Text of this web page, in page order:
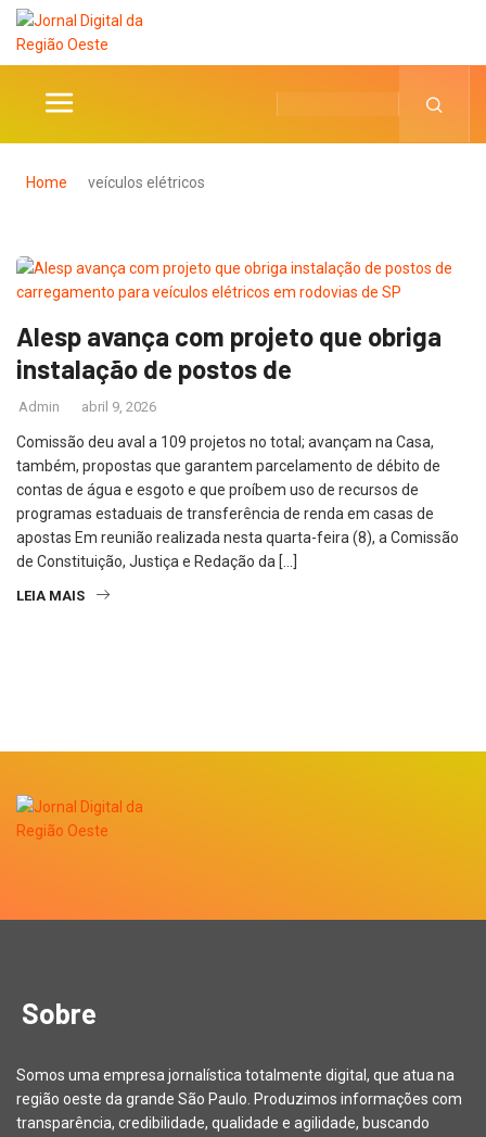
Home veículos elétricos
Alesp avança com projeto que obriga
instalação de postos de
Admin abril 9, 2026
Comissão deu aval a 109 projetos no total; avançam na Casa,
também, propostas que garantem parcelamento de débito de
contas de água e esgoto e que proíbem uso de recursos de
programas estaduais de transferência de renda em casas de
apostas Em reunião realizada nesta quarta-feira (8), a Comissão
de Constituição, Justiça e Redação da […]
LEIA MAIS
Sobre
Somos uma empresa jornalística totalmente digital, que atua na
região oeste da grande São Paulo. Produzimos informações com
transparência, credibilidade, qualidade e agilidade, buscando